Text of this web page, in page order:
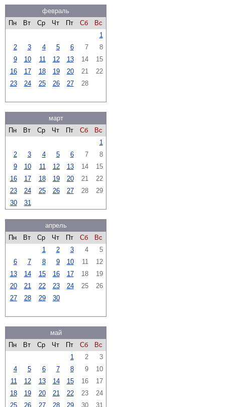
февраль
Пн
Вт Ср Чт Пт Сб
Вс
1
2
3 4 5 6 7
8
9
10 11 12 13 14
15
16
17 18 19 20 21
22
23
24 25 26 27 28
март
Пн
Вт Ср Чт Пт Сб
Вс
1
2
3 4 5 6 7
8
9
10 11 12 13 14
15
16
17 18 19 20 21
22
23
24 25 26 27 28
29
30
31
апрель
Пн
Вт Ср Чт Пт Сб
Вс
1
2 3 4
5
6
7 8 9 10 11
12
13
14 15 16 17 18
19
20
21 22 23 24 25
26
27
28 29 30
май
Пн
Вт Ср Чт Пт Сб
Вс
1
2
3
4
5 6 7 8 9
10
11
12 13 14 15 16
17
18
19 20 21 22 23
24
25
26 27 28 29 30 31